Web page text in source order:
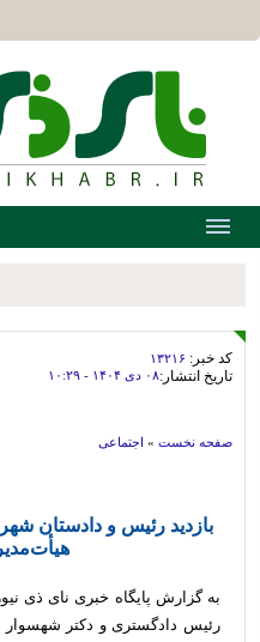
کد خبر: ۱۳۲۱۶
تاریخ انتشار:۰۸ دی ۱۴۰۴ - ۱۰:۲۹
صفحه نخست » اجتماعی
بازدید رئیس و دادستان
رئیس دادگستری و دکتر